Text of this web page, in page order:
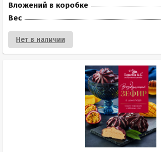
Вложений в коробке
Вес
Нет в наличии